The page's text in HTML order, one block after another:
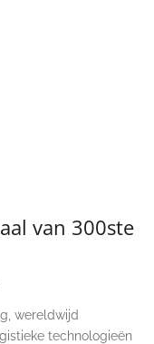
van 300ste
wereldwijd
technologieën